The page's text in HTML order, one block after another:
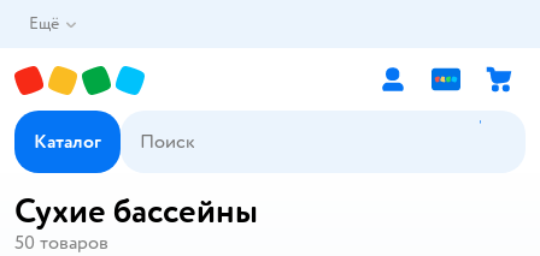
Ещё
Каталог
Сухие бассейны
50 товаров